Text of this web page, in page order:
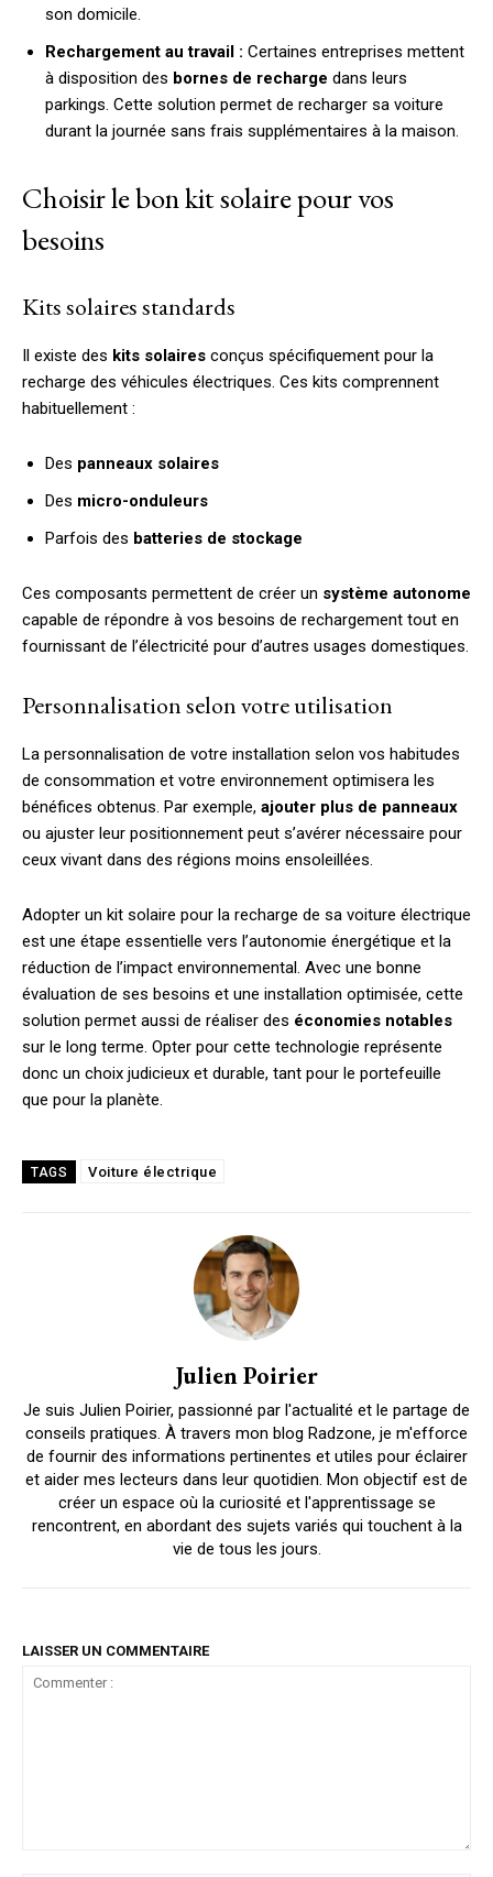
son domicile.
Rechargement au travail : Certaines entreprises mettent
à disposition des bornes de recharge dans leurs
parkings. Cette solution permet de recharger sa voiture
durant la journée sans frais supplémentaires à la maison.
Choisir le bon kit solaire pour vos
besoins
Kits solaires standards
Il existe des kits solaires conçus spécifiquement pour la
recharge des véhicules électriques. Ces kits comprennent
habituellement :
Des panneaux solaires
Des micro-onduleurs
Parfois des batteries de stockage
Ces composants permettent de créer un système autonome
capable de répondre à vos besoins de rechargement tout en
fournissant de l’électricité pour d’autres usages domestiques.
Personnalisation selon votre utilisation
La personnalisation de votre installation selon vos habitudes
de consommation et votre environnement optimisera les
bénéfices obtenus. Par exemple, ajouter plus de panneaux
ou ajuster leur positionnement peut s’avérer nécessaire pour
ceux vivant dans des régions moins ensoleillées.
Adopter un kit solaire pour la recharge de sa voiture électrique
est une étape essentielle vers l’autonomie énergétique et la
réduction de l’impact environnemental. Avec une bonne
évaluation de ses besoins et une installation optimisée, cette
solution permet aussi de réaliser des économies notables
sur le long terme. Opter pour cette technologie représente
donc un choix judicieux et durable, tant pour le portefeuille
que pour la planète.
TAGS Voiture électrique
Julien Poirier
Je suis Julien Poirier, passionné par l'actualité et le partage de
conseils pratiques. À travers mon blog Radzone, je m'efforce
de fournir des informations pertinentes et utiles pour éclairer
et aider mes lecteurs dans leur quotidien. Mon objectif est de
créer un espace où la curiosité et l'apprentissage se
rencontrent, en abordant des sujets variés qui touchent à la
vie de tous les jours.
LAISSER UN COMMENTAIRE